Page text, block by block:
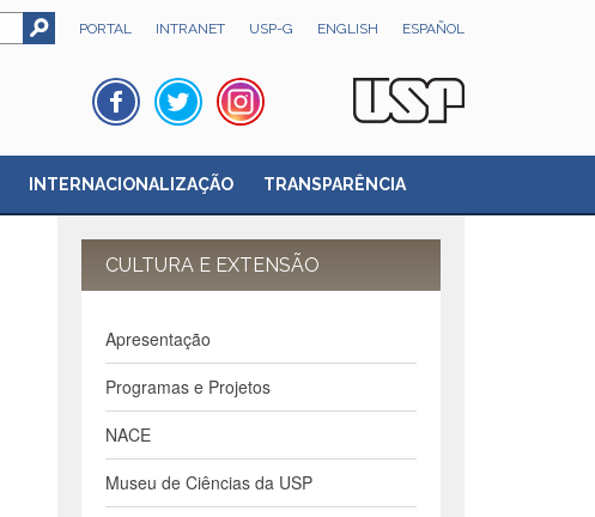
PORTAL INTRANET USP-G ENGLISH ESPAÑOL
INTERNACIONALIZAÇÃO TRANSPARÊNCIA
CULTURA E EXTENSÃO
Apresentação
Programas e Projetos
NACE
Museu de Ciências da USP